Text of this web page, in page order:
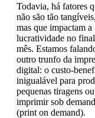
Todavia, há fatores
não são tão tangíveis,
mas que impactam a
lucratividade no
mês. Estamos
outro trunfo da
digital: o custo-
inigualável para
pequenas tiragens ou
imprimir sob
(print on demand).